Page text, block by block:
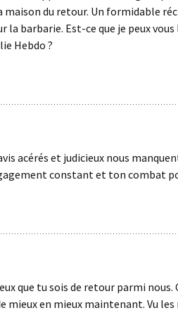
maison du retour. Un formidable
la barbarie. Est-ce que je peux vous
Hebdo ?
acérés et judicieux nous
constant et ton combat
que tu sois de retour parmi nous.
mieux en mieux maintenant. Vu